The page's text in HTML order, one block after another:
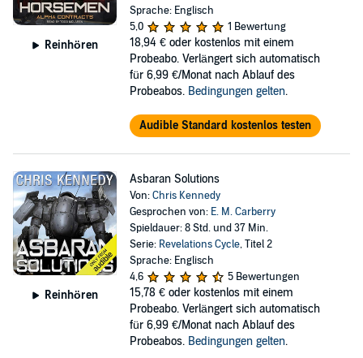
Reinhören
Sprache: Englisch
5,0
1 Bewertung
18,94 € oder kostenlos mit einem
Probeabo. Verlängert sich automatisch
für 6,99 €/Monat nach Ablauf des
Probeabos. Bedingungen gelten.
Audible Standard kostenlos testen
Reinhören
Asbaran Solutions
Von:Chris Kennedy
Gesprochen von: E. M. Carberry
Spieldauer: 8 Std. und 37 Min.
Serie: Revelations Cycle, Titel 2
Sprache: Englisch
4,6
5 Bewertungen
15,78 € oder kostenlos mit einem
Probeabo. Verlängert sich automatisch
für 6,99 €/Monat nach Ablauf des
Probeabos. Bedingungen gelten.